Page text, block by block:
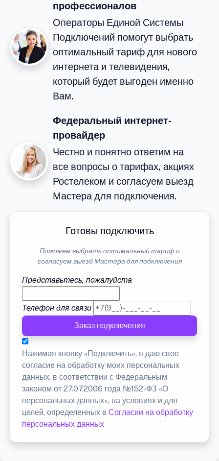
профессионалов
Операторы Единой Системы
Подключений помогут выбрать
оптимальный тариф для нового
интернета и телевидения,
который будет выгоден именно
Вам.
Федеральный интернет-
провайдер
Честно и понятно ответим на
все вопросы о тарифах, акциях
Ростелеком и согласуем выезд
Мастера для подключения.
Готовы подключить
Поможем выбрать оптимальный тариф и
согласуем выезд Мастера для подключения
Представьтесь, пожалуйста
Телефон для связи
Заказ подключения
Нажимая кнопку «Подключить», я даю свое
согласие на обработку моих персональных
данных, в соответствии с Федеральным
законом от 27.07.2006 года №152-ФЗ «О
персональных данных», на условиях и для
целей, определенных в Согласии на обработку
персональных данных